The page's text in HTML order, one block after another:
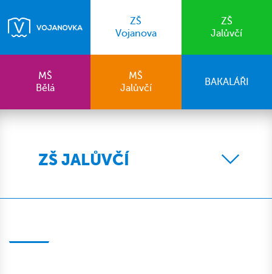
ZŠ
Vojanova
ZŠ
Jalůvčí
MŠ
Bělá
MŠ
Jalůvčí
BAKALÁŘI
ZŠ JALŮVČÍ